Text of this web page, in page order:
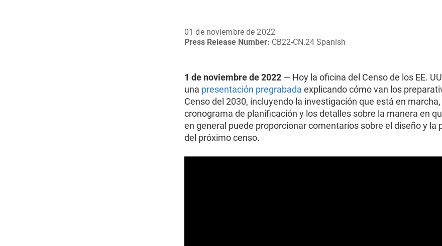
01 de noviembre de 2022
Press Release Number: CB22-CN.24 Spanish
1 de noviembre de 2022 — Hoy la oficina del Censo de los EE.
una presentación pregrabada explicando cómo van los
Censo del 2030, incluyendo la investigación que está en marcha,
cronograma de planificación y los detalles sobre la manera en
en general puede proporcionar comentarios sobre el diseño y la
del próximo censo.